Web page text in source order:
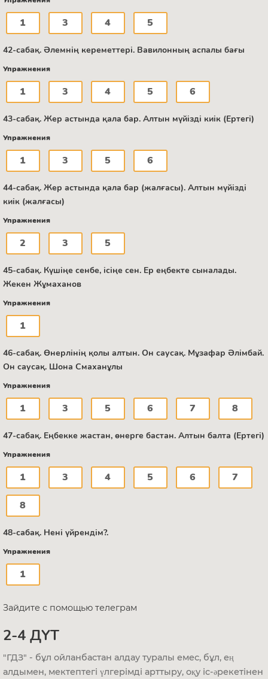
1 3 4 5
42-сабақ. Әлемнің кереметтері. Вавилонның аспалы бағы
Упражнения
1 3 4 5 6
43-сабақ. Жер астында қала бар. Алтын мүйізді киік (Ертегі)
Упражнения
1 3 5 6
44-сабақ. Жер астында қала бар (жалғасы). Алтын мүйізді
киік (жалғасы)
Упражнения
2 3 5
45-сабақ. Күшіңе сенбе, ісіңе сен. Ер еңбекте сыналады.
Жекен Жұмаханов
Упражнения
1
46-сабақ. Өнерлінің қолы алтын. Он саусақ. Мұзафар Әлімбай.
Он саусақ. Шона Смаханұлы
Упражнения
1 3 5 6 7 8
47-сабақ. Еңбекке жастан, өнерге бастан. Алтын балта (Ертегі)
Упражнения
1 3 4 5 6 7
8
48-сабақ. Нені үйрендім?.
Упражнения
1
Зайдите с помощью телеграм
2-4 ДҮТ
"ГДЗ" - бұл ойланбастан алдау туралы емес, бұл, ең
алдымен, мектептегі үлгерімді арттыру, оқу іс-әрекетінен